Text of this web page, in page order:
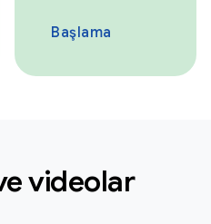
Başlama
videolar